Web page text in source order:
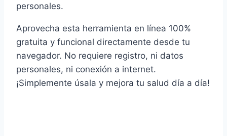
personales.
Aprovecha esta herramienta en línea 100%
gratuita y funcional directamente desde tu
navegador. No requiere registro, ni datos
personales, ni conexión a internet.
¡Simplemente úsala y mejora tu salud día a día!